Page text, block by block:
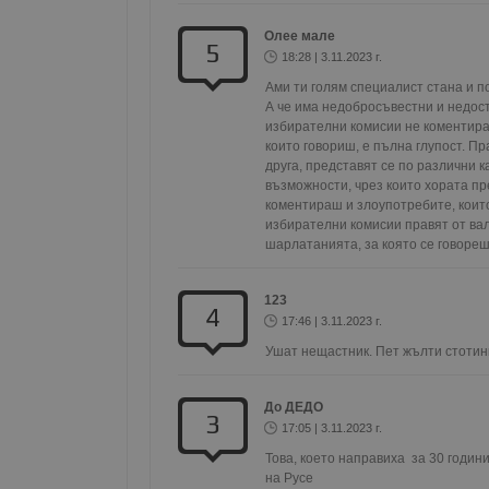
5
Олее мале
18:28 | 3.11.2023 г.
Ами ти голям специалист стана и
А че има недобросъвестни и
избирателни комисии не
които говориш, е пълна глупост.
друга, представят се по различни
възможности, чрез които хората
коментираш и злоупотребите,
избирателни комисии правят от
шарлатанията, за която се
4
123
17:46 | 3.11.2023 г.
Ушат нещастник. Пет жълти
3
До ДЕДО
17:05 | 3.11.2023 г.
Това, което направиха  за 30
на Русе
Име
__gfp_s_64b
FCCDCF
Име
YSC
VISITOR_INFO1_LIVE
Име
Домейн
_sharedID
mid
Meta
Име
__Secure-
cfzs_google-
__Secure-YNID
g_state